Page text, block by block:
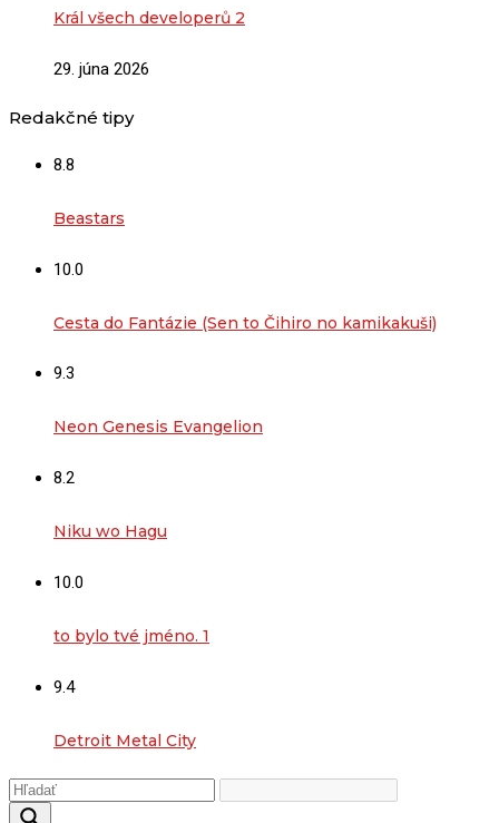
Král všech developerů 2
29. júna 2026
Redakčné tipy
8.8
Beastars
10.0
Cesta do Fantázie (Sen to Čihiro no kamikakuši)
9.3
Neon Genesis Evangelion
8.2
Niku wo Hagu
10.0
to bylo tvé jméno. 1
9.4
Detroit Metal City